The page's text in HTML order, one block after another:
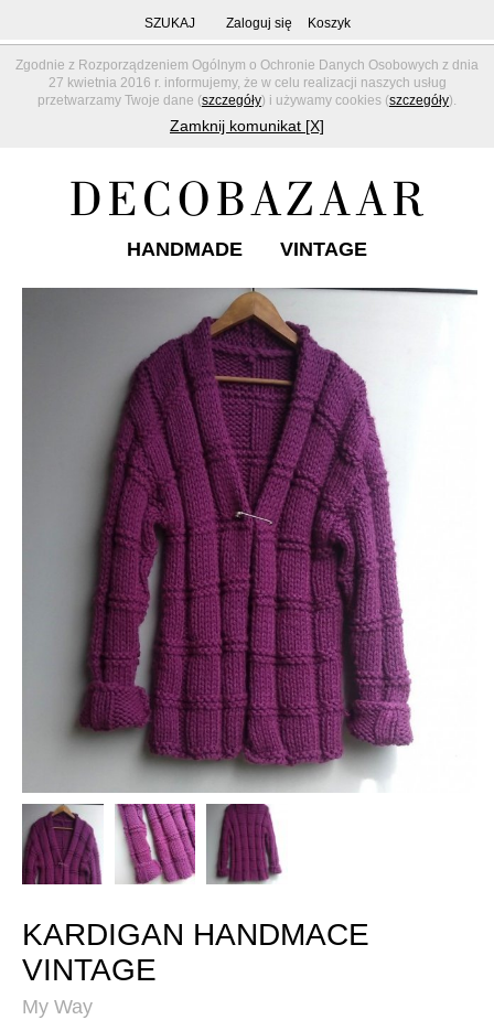
Zgodnie z Rozporządzeniem Ogólnym o Ochronie Danych Osobowych z dnia
27 kwietnia 2016 r. informujemy, że w celu realizacji naszych usług
przetwarzamy Twoje dane (szczegóły) i używamy cookies (szczegóły).
Zamknij komunikat [X]
SZUKAJ Zaloguj się Koszyk
HANDMADE VINTAGE
KARDIGAN HANDMACE
VINTAGE
My Way